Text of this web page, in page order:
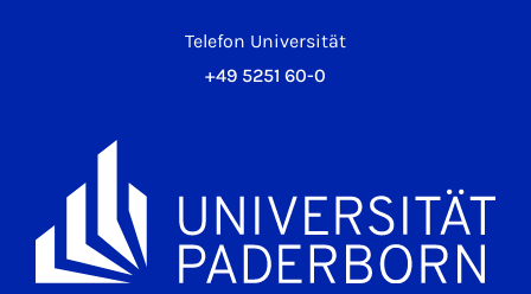
Telefon Universität
+49 5251 60-0